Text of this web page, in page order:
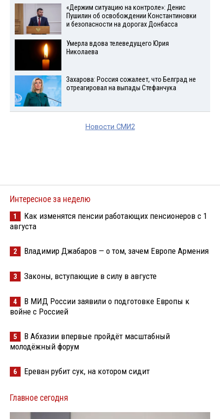
«Держим ситуацию на контроле»: Денис
Пушилин об освобождении Константиновки
и безопасности на дорогах Донбасса
Умерла вдова телеведущего Юрия
Николаева
Захарова: Россия сожалеет, что Белград не
отреагировал на выпады Стефанчука
Новости СМИ2
Интересное за неделю
1
Как изменятся пенсии работающих пенсионеров с 1
августа
2 Владимир Джабаров — о том, зачем Европе Армения
3 Законы, вступающие в силу в августе
4
В МИД России заявили о подготовке Европы к
войне с Россией
5
В Абхазии впервые пройдёт масштабный
молодёжный форум
6 Ереван рубит сук, на котором сидит
Главное сегодня